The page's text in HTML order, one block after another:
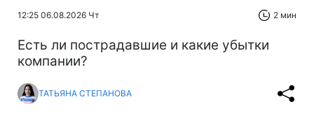
12:25 06.08.2026 Чт 2 мин
Есть ли пострадавшие и какие убытки
компании?
ТАТЬЯНА СТЕПАНОВА